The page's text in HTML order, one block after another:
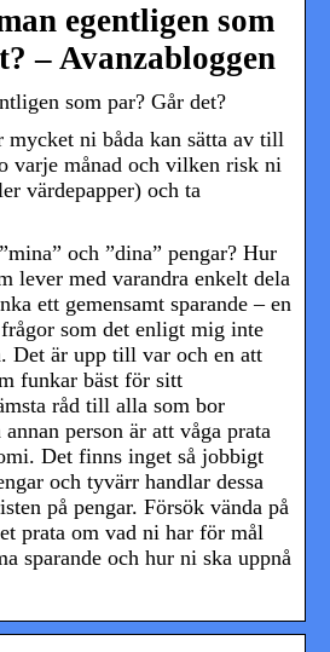
egentligen som
– Avanzabloggen
som par? Går det?
mycket ni båda kan sätta av till
varje månad och vilken risk ni
värdepapper) och ta
och ”dina” pengar? Hur
lever med varandra enkelt dela
ett gemensamt sparande – en
som det enligt mig inte
Det är upp till var och en att
funkar bäst för sitt
råd till alla som bor
person är att våga prata
Det finns inget så jobbigt
och tyvärr handlar dessa
på pengar. Försök vända på
prata om vad ni har för mål
sparande och hur ni ska uppnå